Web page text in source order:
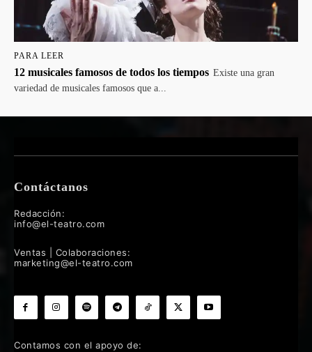
PARA LEER
12 musicales famosos de todos los tiempos Existe una gran
variedad de musicales famosos que a...
Contáctanos
Redacción:
info@el-teatro.com
Ventas | Colaboraciones:
marketing@el-teatro.com
Contamos con el apoyo de: